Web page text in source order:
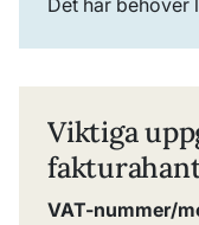
Det här behöver
Viktiga
VAT-nummer/